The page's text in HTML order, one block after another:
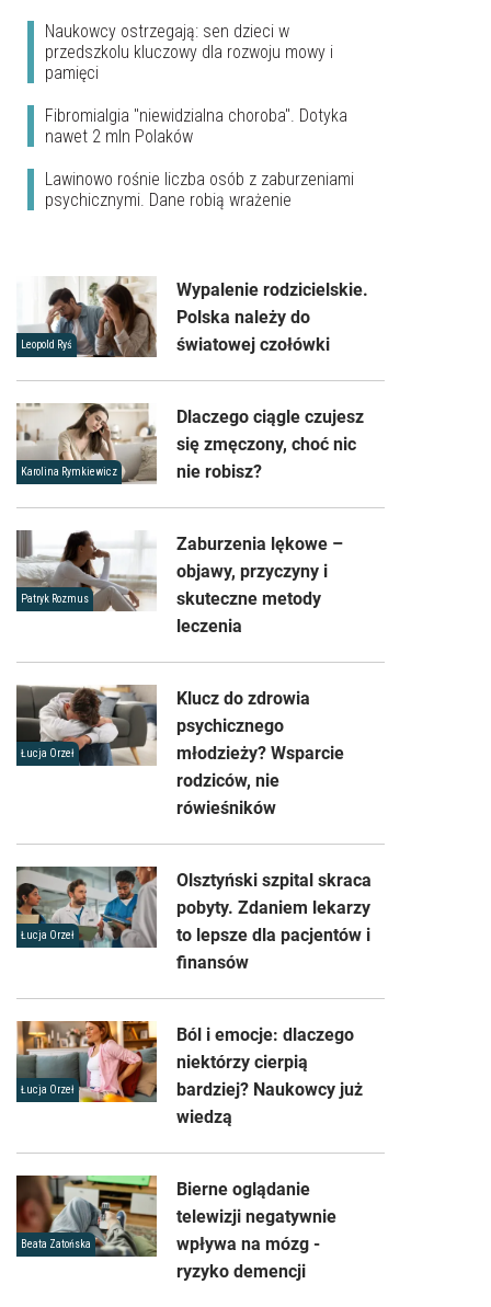
Naukowcy ostrzegają: sen dzieci w
przedszkolu kluczowy dla rozwoju mowy i
pamięci
Fibromialgia "niewidzialna choroba". Dotyka
nawet 2 mln Polaków
Lawinowo rośnie liczba osób z zaburzeniami
psychicznymi. Dane robią wrażenie
Leopold Ryś
Wypalenie rodzicielskie.
Polska należy do
światowej czołówki
Karolina Rymkiewicz
Dlaczego ciągle czujesz
się zmęczony, choć nic
nie robisz?
Patryk Rozmus
Zaburzenia lękowe –
objawy, przyczyny i
skuteczne metody
leczenia
Łucja Orzeł
Klucz do zdrowia
psychicznego
młodzieży? Wsparcie
rodziców, nie
rówieśników
Łucja Orzeł
Olsztyński szpital skraca
pobyty. Zdaniem lekarzy
to lepsze dla pacjentów i
finansów
Łucja Orzeł
Ból i emocje: dlaczego
niektórzy cierpią
bardziej? Naukowcy już
wiedzą
Beata Zatońska
Bierne oglądanie
telewizji negatywnie
wpływa na mózg -
ryzyko demencji